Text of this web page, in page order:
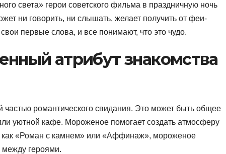
света» герои советского фильма в праздничную ночь
ни говорить, ни слышать, желает получить от феи-
первые слова, и все понимают, что это чудо.
атрибут знакомства
романтического свидания. Это может быть общее
уютной кафе. Мороженое помогает создать атмосферу
как «Роман с камнем» или «Аффинаж», мороженое
между героями.